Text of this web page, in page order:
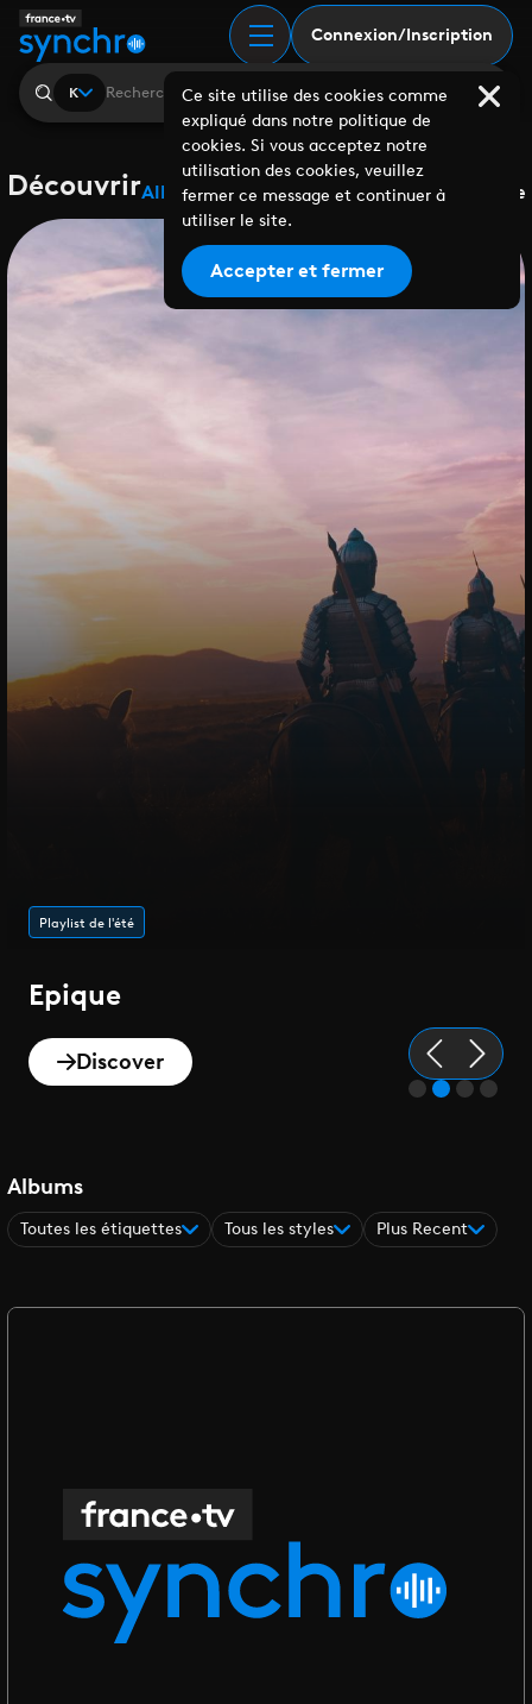
Connexion/Inscription
K
DécouvrirAlbumsPlaylistsCollaborationsLabels Genre
Playlist de l'été
Epique
Discover
Albums
Toutes les étiquettes Tous les styles Plus Recent
Ce site utilise des cookies comme
expliqué dans notre politique de
cookies. Si vous acceptez notre
utilisation des cookies, veuillez
fermer ce message et continuer à
utiliser le site.
Accepter et fermer